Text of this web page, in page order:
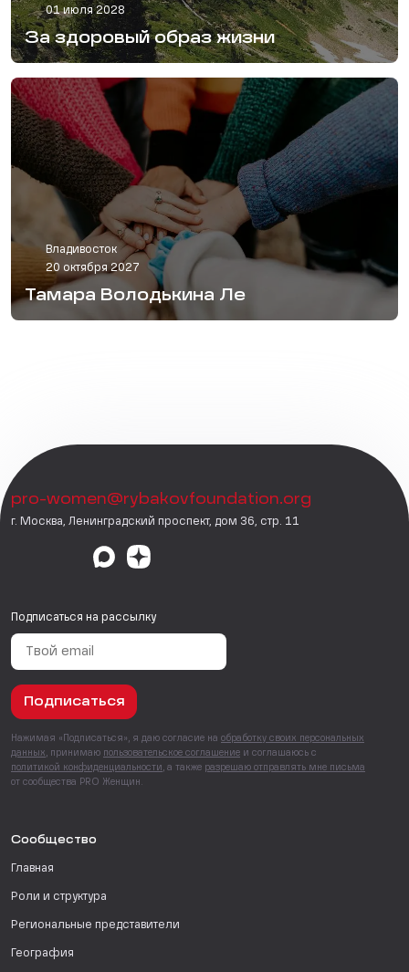
01 июля 2028
За здоровый образ жизни
Владивосток
20 октября 2027
Тамара Володькина Ле
pro-women@rybakovfoundation.org
г. Москва, Ленинградский проспект, дом 36, стр. 11
Подписаться на рассылку
Подписаться
Нажимая «Подписаться», я даю согласие на обработку своих персональных
данных , принимаю пользовательское соглашение и соглашаюсь с
политикой конфиденциальности , а также разрешаю отправлять мне письма
от сообщества PRO Женщин.
Сообщество
Главная
Роли и структура
Региональные представители
География